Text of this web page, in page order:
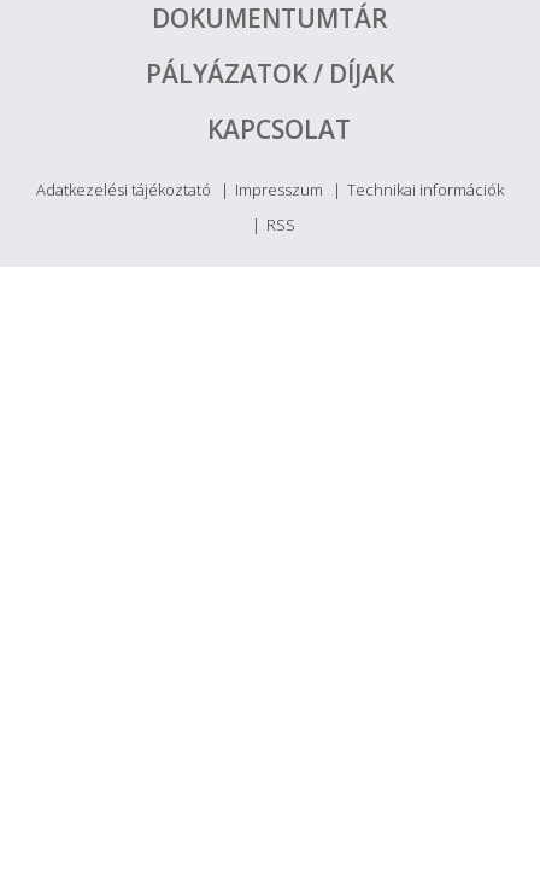
DOKUMENTUMTÁR
PÁLYÁZATOK / DÍJAK
KAPCSOLAT
Adatkezelési tájékoztató Impresszum
Technikai információk
RSS